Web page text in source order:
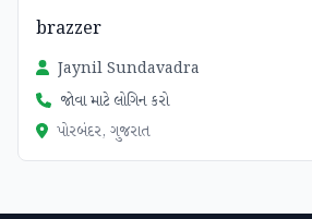
brazzer
Jaynil Sundavadra
જોવા માટે લોગિન કરો
પોરબંદર, ગુજરાત